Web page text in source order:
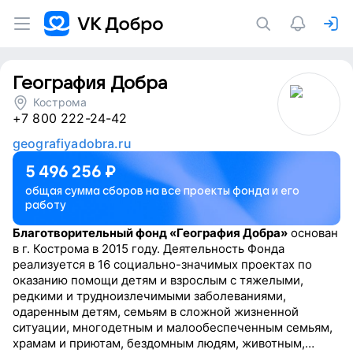
География Добра
Кострома
+7 800 222-24-42
geografiyadobra.ru
5 496 256 ₽
общая сумма сборов на все проекты фонда и его
работу
Благотворительный фонд «География Добра» основан
в г. Кострома в 2015 году. Деятельность Фонда
реализуется в 16 социально-значимых проектах по
оказанию помощи детям и взрослым с тяжелыми,
редкими и трудноизлечимыми заболеваниями,
одаренным детям, семьям в сложной жизненной
ситуации, многодетным и малообеспеченным семьям,
храмам и приютам, бездомным людям, животным,